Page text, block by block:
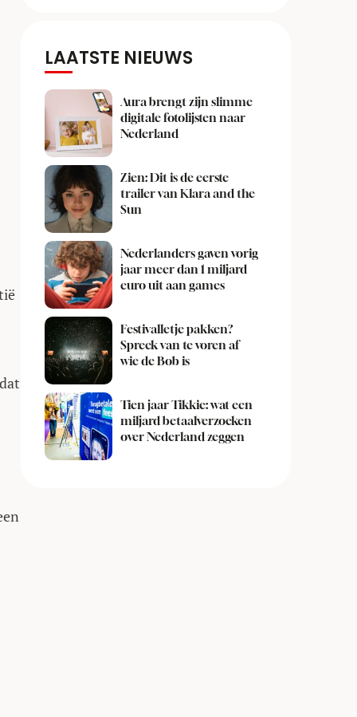
LAATSTE NIEUWS
Aura brengt zijn slimme
digitale fotolijsten naar
Nederland
Zien: Dit is de eerste
trailer van Klara and the
Sun
Nederlanders gaven vorig
jaar meer dan 1 miljard
euro uit aan games
Festivalletje pakken?
Spreek van te voren af
wie de Bob is
Tien jaar Tikkie: wat een
miljard betaalverzoeken
over Nederland zeggen